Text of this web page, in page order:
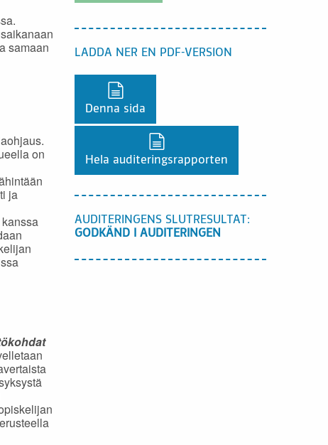
samaan
on
ja
LADDA NER EN PDF-VERSION
Denna sida
Hela auditeringsrapporten
AUDITERINGENS SLUTRESULTAT:
GODKÄND I AUDITERINGEN